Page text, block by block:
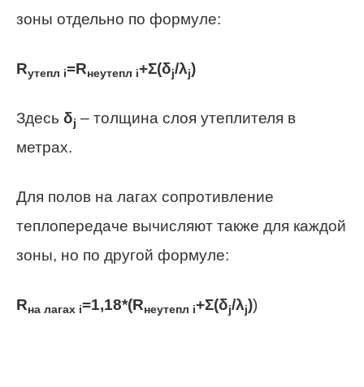
зоны отдельно по формуле:
Rутепл i=Rнеутепл i+Σ(δj/λj)
Здесь δj – толщина слоя утеплителя в
метрах.
Для полов на лагах сопротивление
теплопередаче вычисляют также для каждой
зоны, но по другой формуле:
Rна лагах i=1,18*(Rнеутепл i+Σ(δj/λj))